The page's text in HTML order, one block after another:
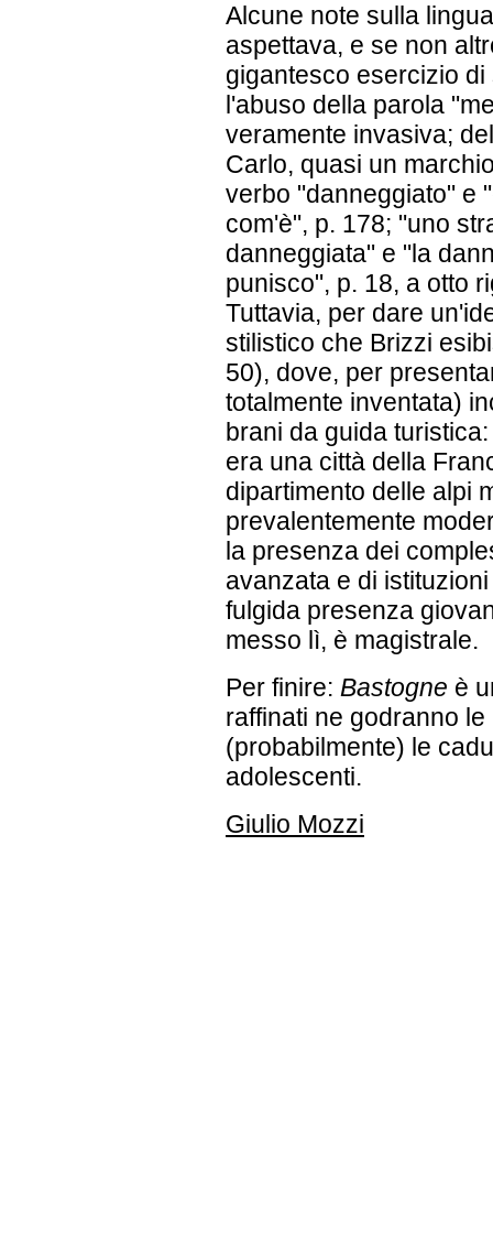
Alcune note sulla
aspettava, e se non
gigantesco esercizio
l'abuso della parola
veramente invasiva;
Carlo, quasi un
verbo "danneggiato" e
com'è", p. 178; "uno
danneggiata" e "la
punisco", p. 18, a otto
Tuttavia, per dare
stilistico che Brizzi
50), dove, per
totalmente inventata)
brani da guida
era una città della
dipartimento delle alpi
prevalentemente
la presenza dei
avanzata e di
fulgida presenza
messo lì, è magistrale.
Per finire: Bastogne è
raffinati ne godranno
(probabilmente) le
adolescenti.
Giulio Mozzi